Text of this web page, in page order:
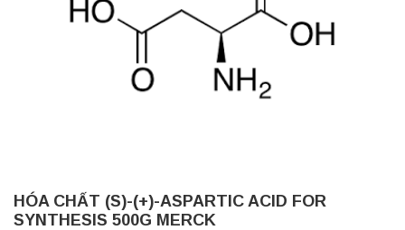
HÓA CHẤT (S)-(+)-ASPARTIC ACID FOR
SYNTHESIS 500G MERCK